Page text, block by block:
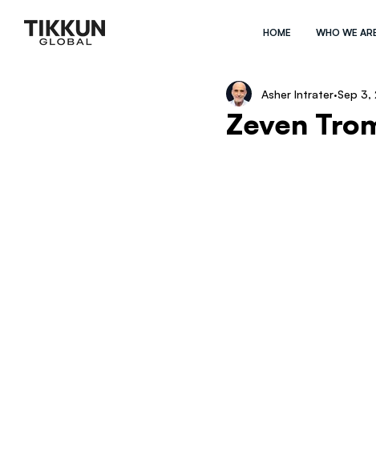
HOME WHO WE
Zeven
Asher Intrater Sep 3,